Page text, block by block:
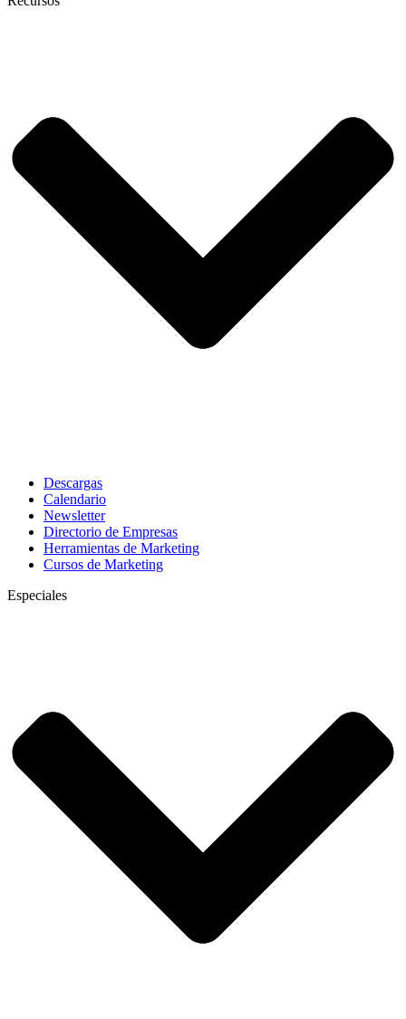
Descargas
Calendario
Newsletter
Directorio de Empresas
Herramientas de Marketing
Cursos de Marketing
Especiales